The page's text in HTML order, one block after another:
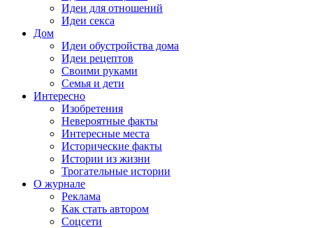
Идеи для отношений
Идеи секса
Дом
Идеи обустройства дома
Идеи рецептов
Своими руками
Семья и дети
Интересно
Изобретения
Невероятные факты
Интересные места
Исторические факты
Истории из жизни
Трогательные истории
О журнале
Реклама
Как стать автором
Соцсети